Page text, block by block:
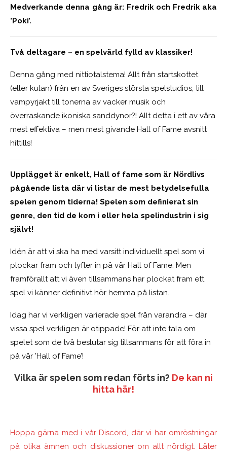
Medverkande denna gång är: Fredrik och Fredrik aka
’Poki’.
Två deltagare – en spelvärld fylld av klassiker!
Denna gång med nittiotalstema! Allt från startskottet
(eller kulan) från en av Sveriges största spelstudios, till
vampyrjakt till tonerna av vacker musik och
överraskande ikoniska sanddynor?! Allt detta i ett av våra
mest effektiva – men mest givande Hall of Fame avsnitt
hittills!
Upplägget är enkelt, Hall of fame som är Nördlivs
pågående lista där vi listar de mest betydelsefulla
spelen genom tiderna! Spelen som definierat sin
genre, den tid de kom i eller hela spelindustrin i sig
självt!
Idén är att vi ska ha med varsitt individuellt spel som vi
plockar fram och lyfter in på vår Hall of Fame. Men
framförallt att vi även tillsammans har plockat fram ett
spel vi känner definitivt hör hemma på listan.
Idag har vi verkligen varierade spel från varandra – där
vissa spel verkligen är otippade! För att inte tala om
spelet som de två beslutar sig tillsammans för att föra in
på vår ’Hall of Fame’!
Vilka är spelen som redan förts in? De kan ni
hitta här!
Hoppa gärna med i vår Discord, där vi har omröstningar
på olika ämnen och diskussioner om allt nördigt. Låter